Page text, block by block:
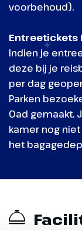
voorbehoud).
Entreetickets
Indien je
deze bij je
per dag
Parken
Oad gemaakt.
kamer nog
het